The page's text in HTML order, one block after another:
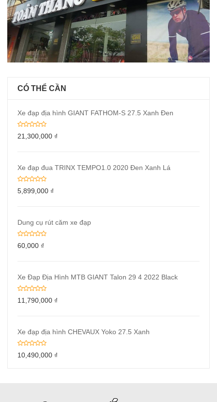
CÓ THỂ CẦN
Xe đạp địa hình GIANT FATHOM-S 27.5 Xanh Đen
21,300,000 ₫
Xe đạp đua TRINX TEMPO1.0 2020 Đen Xanh Lá
5,899,000 ₫
Dung cụ rút căm xe đạp
60,000 ₫
Xe Đạp Địa Hình MTB GIANT Talon 29 4 2022 Black
11,790,000 ₫
Xe đạp địa hình CHEVAUX Yoko 27.5 Xanh
10,490,000 ₫